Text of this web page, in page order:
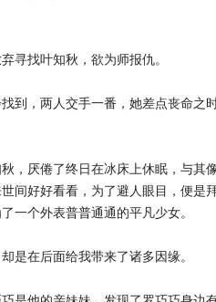
找叶知秋，欲为师报仇。
，两人交手一番，她差点丧命之
厌倦了终日在冰床上休眠，与其
间好好看看，为了避人眼目，便是
一个外表普普通通的平凡少女。
在后面给我带来了诸多因缘。